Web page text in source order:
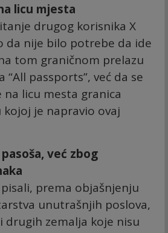
licu mjesta
drugog korisnika X
da nije bilo potrebe da ide
tom graničnom prelazu
“All passports”, već da se
na licu mesta granica
je napravio ovaj
već zbog
prema objašnjenju
unutrašnjih poslova,
drugih zemalja koje nisu